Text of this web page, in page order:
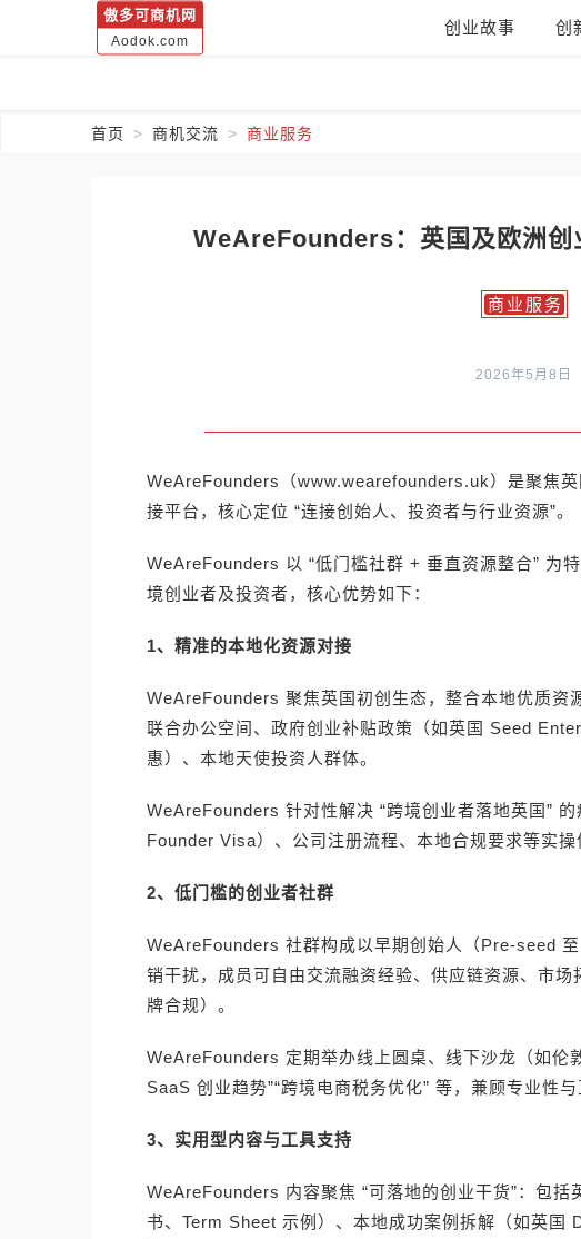
傲多可商机网
Aodok.com
创业故事 创
首页 商机交流 商业服务
WeAreFounders：英国及欧洲创
商业服务
2026年5月8日
WeAreFounders（www.wearefounders.uk）是聚焦
接平台，核心定位 “连接创始人、投资者与行业资源”。
WeAreFounders 以 “低门槛社群 + 垂直资源整合” 为
境创业者及投资者，核心优势如下：
1、精准的本地化资源对接
WeAreFounders 聚焦英国初创生态，整合本地优质资
联合办公空间、政府创业补贴政策（如英国 Seed
惠）、本地天使投资人群体。
WeAreFounders 针对性解决 “跨境创业者落地英国”
Founder Visa）、公司注册流程、本地合规要求等实操
2、低门槛的创业者社群
WeAreFounders 社群构成以早期创始人（Pre-seed
销干扰，成员可自由交流融资经验、供应链资源、市
牌合规）。
WeAreFounders 定期举办线上圆桌、线下沙龙（如伦
SaaS 创业趋势”“跨境电商税务优化” 等，兼顾专业性
3、实用型内容与工具支持
WeAreFounders 内容聚焦 “可落地的创业干货”：包括
书、Term Sheet 示例）、本地成功案例拆解（如英国